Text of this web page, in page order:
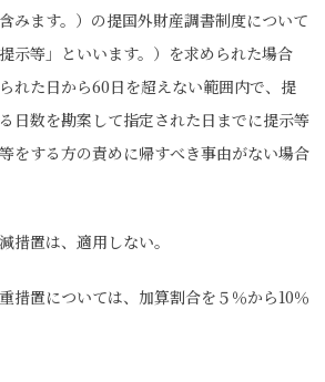
みます。）の提国外財産調書制度について
示等」といいます。）を求められた場合
れた日から60日を超えない範囲内で、提
日数を勘案して指定された日までに提示等
をする方の責めに帰すべき事由がない場合
措置は、適用しない。
措置については、加算割合を５％から10％